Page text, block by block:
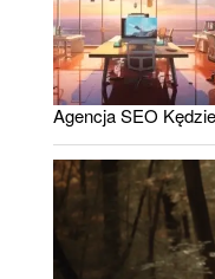
Agencja SEO